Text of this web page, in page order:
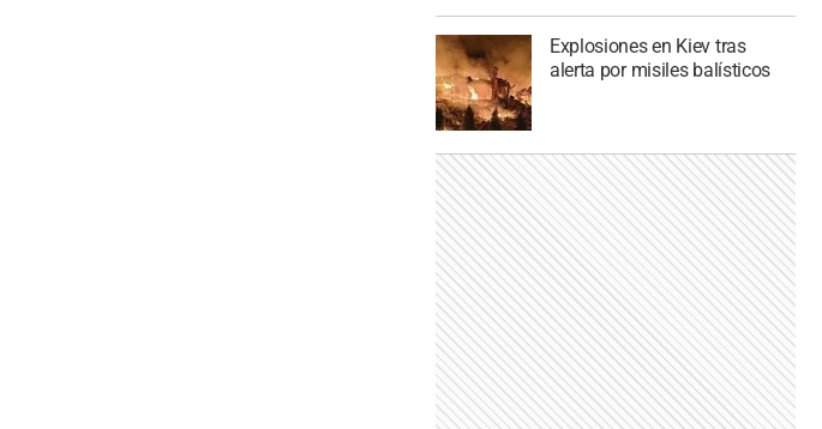
Explosiones en Kiev tras
alerta por misiles balísticos